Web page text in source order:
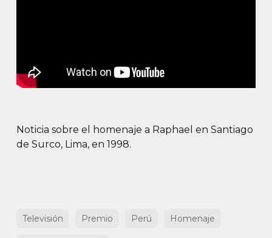
Noticia sobre el homenaje a Raphael en Santiago
de Surco, Lima, en 1998.
Televisión Premio Perú Homenaje